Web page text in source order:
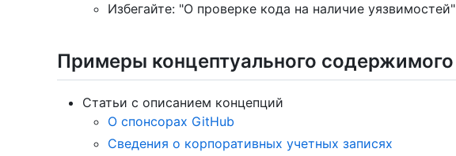
Избегайте: "О проверке кода на наличие уязвимостей"
Примеры концептуального содержимого
Статьи с описанием концепций
О спонсорах GitHub
Сведения о корпоративных учетных записях